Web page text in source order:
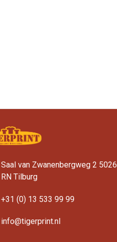
Saal van Zwanenbergweg 2 5026
RN Tilburg
+31 (0) 13 533 99 99
info@tigerprint.nl